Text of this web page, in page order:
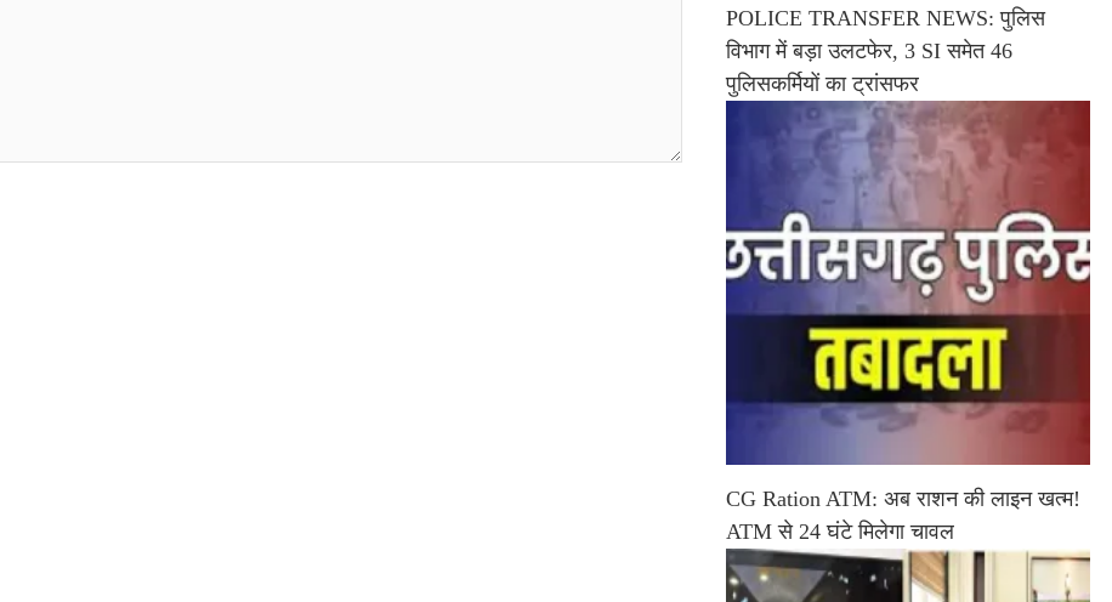
POLICE TRANSFER NEWS: पुलिस
विभाग में बड़ा उलटफेर, 3 SI समेत 46
पुलिसकर्मियों का ट्रांसफर
CG Ration ATM: अब राशन की लाइन खत्म!
ATM से 24 घंटे मिलेगा चावल